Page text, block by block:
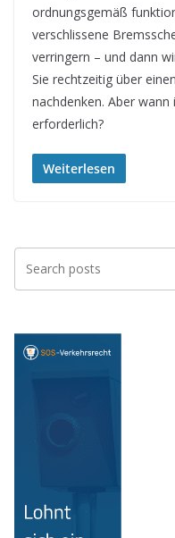
ordnungsgemäß
verschlissene
verringern – und dann
Sie rechtzeitig über
nachdenken. Aber
erforderlich?
Weiterlesen